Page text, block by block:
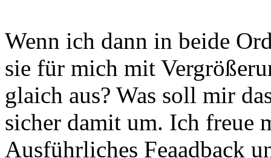
Wenn ich dann in beide
sie für mich mit
glaich aus? Was soll mir
sicher damit um. Ich freue
Ausführliches Feaadback